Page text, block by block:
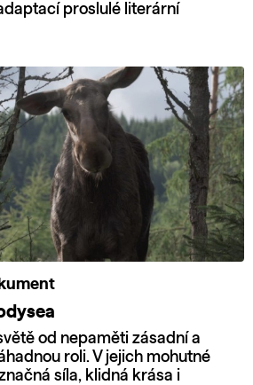
proslulé literární
od nepaměti zásadní a
roli. V jejich mohutné
síla, klidná krása i